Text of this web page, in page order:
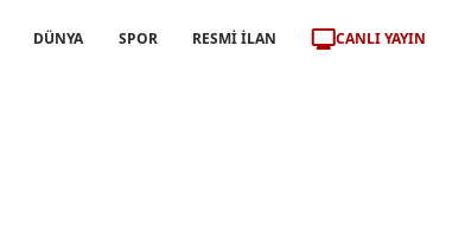
DÜNYA SPOR RESMİ İLAN CANLI YAYIN